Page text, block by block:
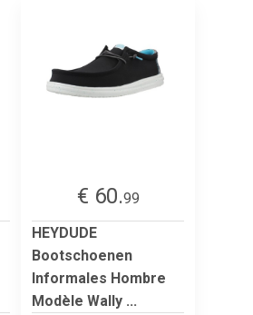
€ 60.99
HEYDUDE
Bootschoenen
Informales Hombre
Modèle Wally ...